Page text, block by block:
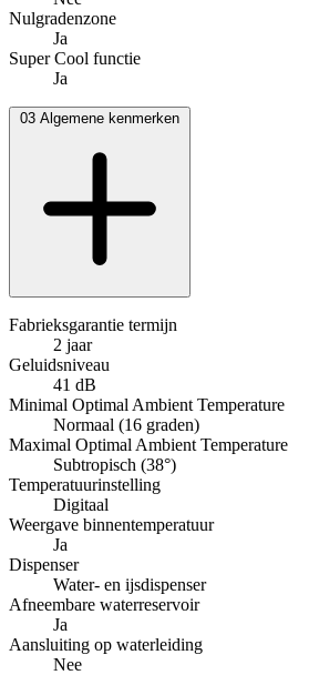
Nulgradenzone
Ja
Super Cool functie
Ja
03 Algemene kenmerken
Fabrieksgarantie termijn
2 jaar
Geluidsniveau
41 dB
Minimal Optimal Ambient Temperature
Normaal (16 graden)
Maximal Optimal Ambient Temperature
Subtropisch (38°)
Temperatuurinstelling
Digitaal
Weergave binnentemperatuur
Ja
Dispenser
Water- en ijsdispenser
Afneembare waterreservoir
Ja
Aansluiting op waterleiding
Nee